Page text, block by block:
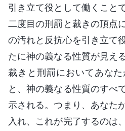
引き立て役として働くこと
二度目の刑罰と裁きの頂点
の汚れと反抗心を引き立て
たに神の義なる性質が見え
裁きと刑罰においてあな
と、神の義なる性質のすべ
示される。つまり、あなた
入れ、これが完了するのは